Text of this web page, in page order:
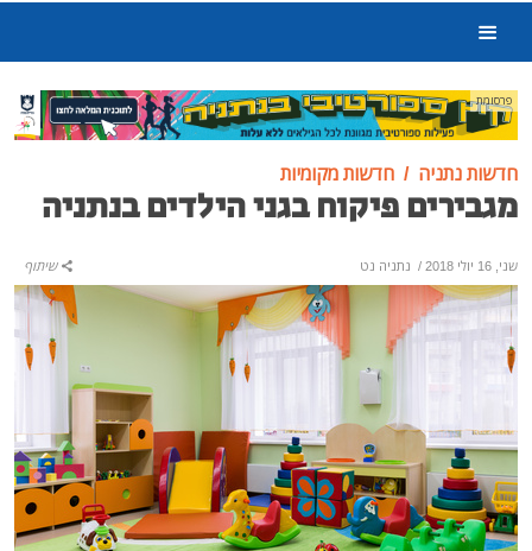
פרסומת
חדשות נתניה חדשות מקומיות
מגבירים פיקוח בגני הילדים בנתניה
שני, 16 יולי 2018 / נתניה נט שיתוף